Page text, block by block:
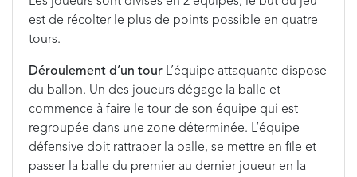
est de récolter le plus de points possible en quatre
tours.
Déroulement d’un tour L’équipe attaquante dispose
du ballon. Un des joueurs dégage la balle et
commence à faire le tour de son équipe qui est
regroupée dans une zone déterminée. L’équipe
défensive doit rattraper la balle, se mettre en file et
passer la balle du premier au dernier joueur en la